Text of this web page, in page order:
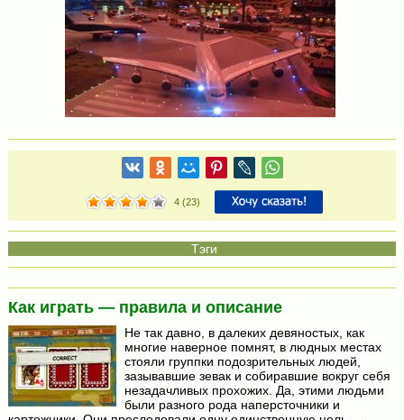
4 (23)
Как играть — правила и описание
Не так давно, в далеких девяностых, как
многие наверное помнят, в людных местах
стояли группки подозрительных людей,
зазывавшие зевак и собиравшие вокруг себя
незадачливых прохожих. Да, этими людьми
были разного рода наперсточники и